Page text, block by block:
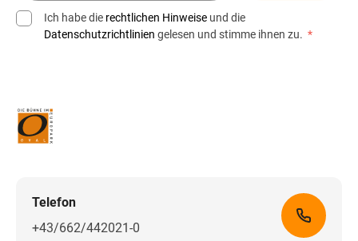
Ich habe die rechtlichen Hinweise und die
Datenschutzrichtlinien gelesen und stimme ihnen zu. *
Telefon
+43/662/442021-0